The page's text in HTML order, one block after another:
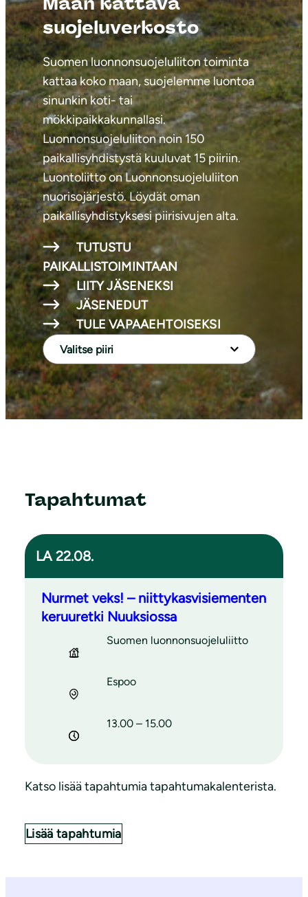
suojeluverkosto
Suomen luonnonsuojeluliiton toiminta
kattaa koko maan, suojelemme luontoa
sinunkin koti- tai
mökkipaikkakunnallasi.
Luonnonsuojeluliiton noin 150
paikallisyhdistystä kuuluvat 15 piiriin.
Luontoliitto on Luonnonsuojeluliiton
nuorisojärjestö. Löydät oman
paikallisyhdistyksesi piirisivujen alta.
TUTUSTU
PAIKALLISTOIMINTAAN
LIITY JÄSENEKSI
JÄSENEDUT
TULE VAPAAEHTOISEKSI
a
P
a
a
k
k
a
n
Tapahtumat
LA 22.08.
Nurmet veks! – niittykasvisiementen
keruuretki Nuuksiossa
Suomen luonnonsuojeluliitto
Espoo
13.00 – 15.00
Katso lisää tapahtumia tapahtumakalenterista.
Lisää tapahtumia